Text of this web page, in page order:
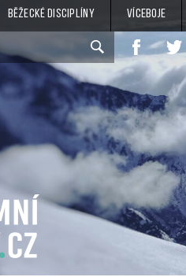
Běžecké disciplíny Víceboje